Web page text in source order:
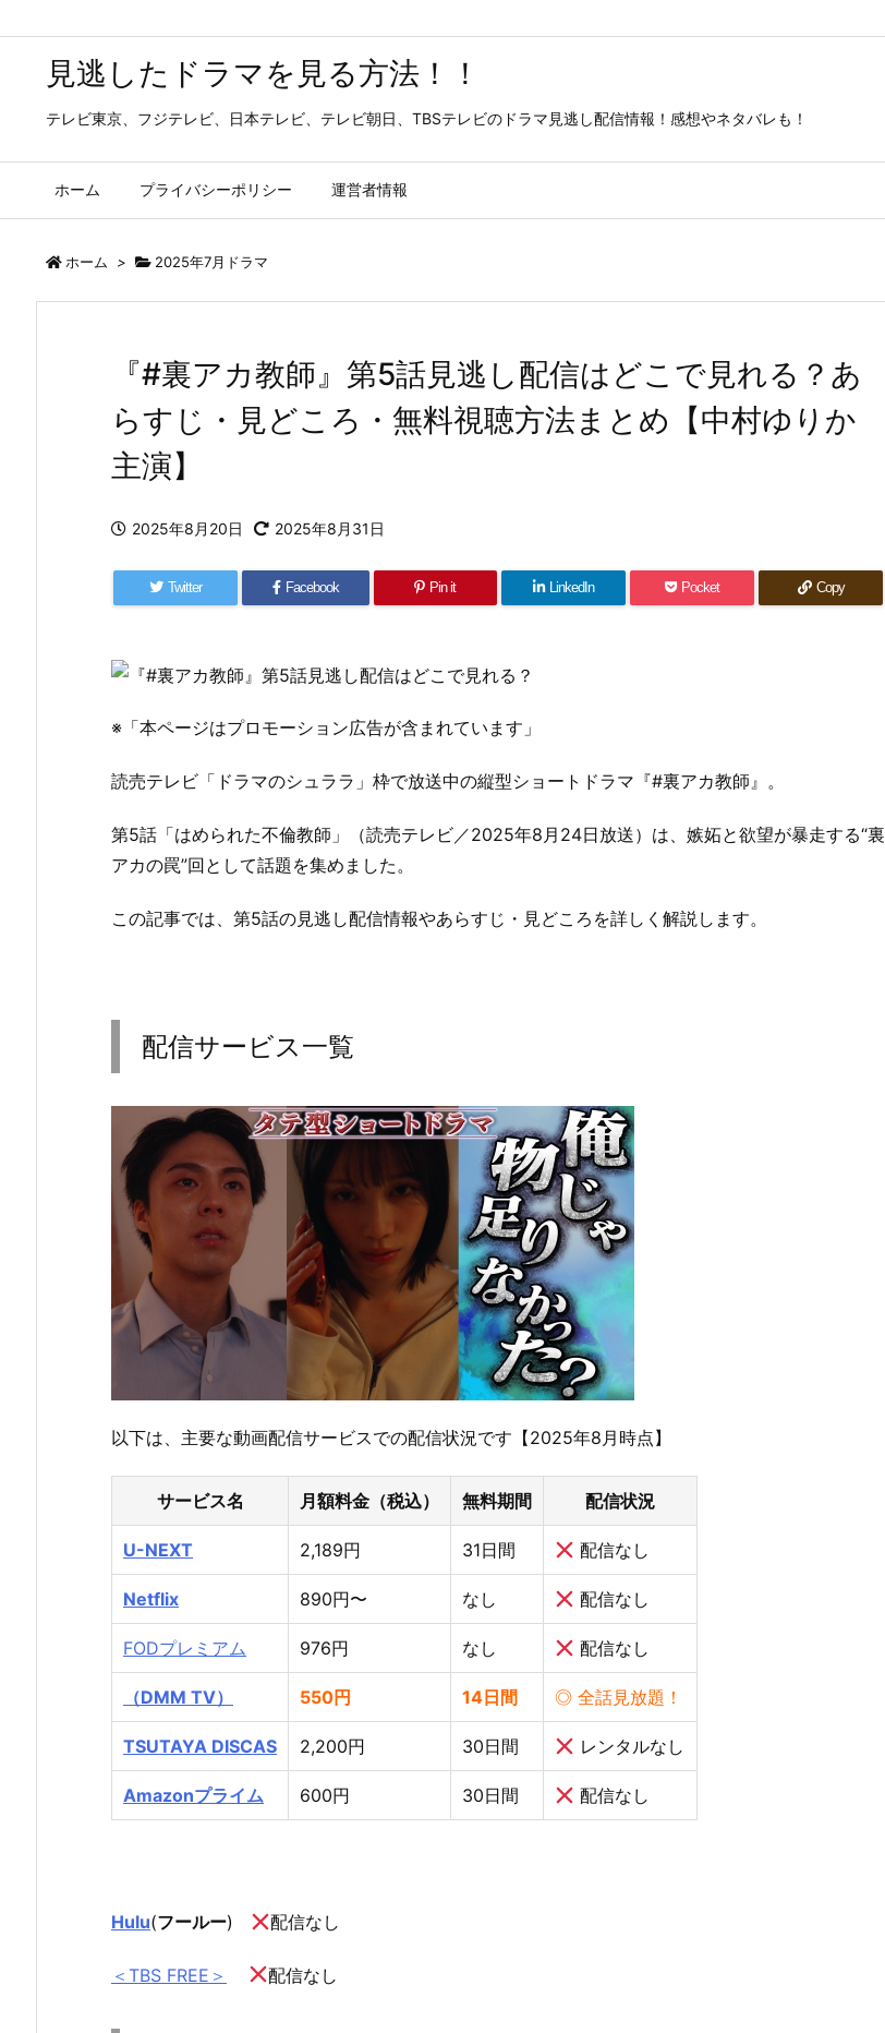
見逃したドラマを見る方法！！
テレビ東京、フジテレビ、日本テレビ、テレビ朝日、TBSテレビのドラマ見逃し配信情報！感想やネタバレも！
ホーム プライバシーポリシー 運営者情報
ホーム > 2025年7月ドラマ
『#裏アカ教師』第5話見逃し配信はどこで見れる？あ
らすじ・見どころ・無料視聴方法まとめ【中村ゆりか
主演】
2025年8月20日 2025年8月31日
Twitter Facebook Pin it LinkedIn Pocket Copy
※「本ページはプロモーション広告が含まれています」
読売テレビ「ドラマのシュララ」枠で放送中の縦型ショートドラマ『#裏アカ教師』。
第5話「はめられた不倫教師」（読売テレビ／2025年8月24日放送）は、嫉妬と欲望が暴走する“裏
アカの罠”回として話題を集めました。
この記事では、第5話の見逃し配信情報やあらすじ・見どころを詳しく解説します。
配信サービス一覧
以下は、主要な動画配信サービスでの配信状況です【2025年8月時点】
サービス名 月額料金（税込） 無料期間 配信状況
U-NEXT 2,189円 31日間 配信なし
Netflix 890円〜 なし 配信なし
FODプレミアム 976円 なし 配信なし
（DMM TV） 550円 14日間 ◎ 全話見放題！
TSUTAYA DISCAS 2,200円 30日間 レンタルなし
Amazonプライム 600円 30日間 配信なし
Hulu(フールー) 配信なし
＜TBS FREE＞ 配信なし